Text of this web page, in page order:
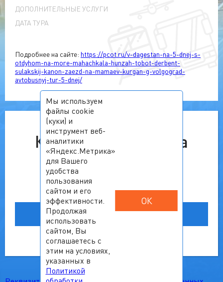
ДОПОЛНИТЕЛЬНЫЕ УСЛУГИ
ДАТА ТУРА
Подробнее на сайте: https://pcot.ru/v-dagestan-na-5-dnej-s-
otdyhom-na-more-mahachkala-hunzah-tobot-derbent-
sulakskij-kanon-zaezd-na-mamaev-kurgan-g-volgograd-
avtobusnyj-tur-5-dnej/
К сожалению, тур на
выбранную дату
недоступен.
Ознакомьтесь с другими
вариантами
Мы используем
файлы cookie
(куки) и
инструмент веб-
аналитики
«Яндекс.Метрика»
для Вашего
удобства
пользования
сайтом и его
эффективности.
Продолжая
использовать
сайтом, Вы
соглашаетесь с
этим на условиях,
указанных в
Политикой
ОК